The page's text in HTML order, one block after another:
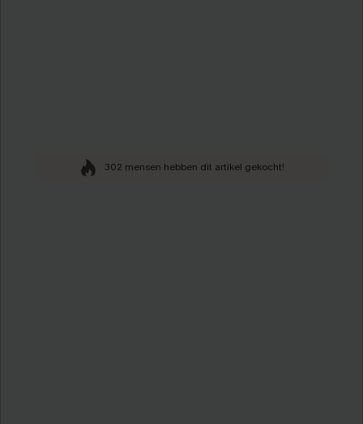
302 mensen hebben dit artikel gekocht!